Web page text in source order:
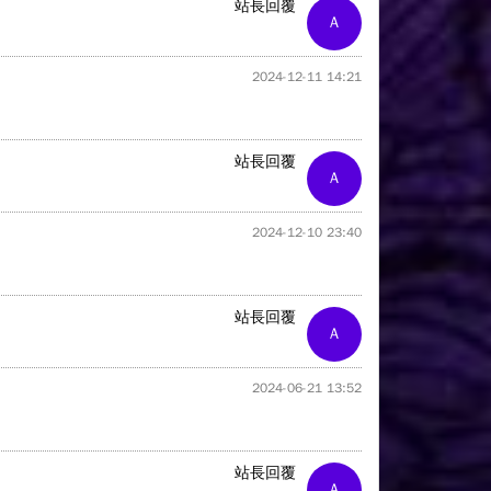
A
站長回覆
2024-12-11 14:21
A
站長回覆
2024-12-10 23:40
A
站長回覆
2024-06-21 13:52
站長回覆